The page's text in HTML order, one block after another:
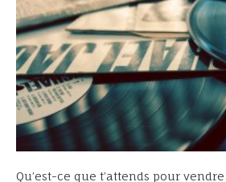
Qu’est-ce que t’attends pour